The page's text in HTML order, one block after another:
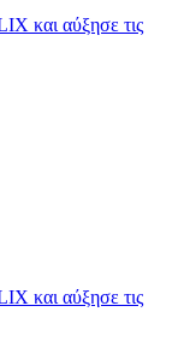
και αύξησε τις
και αύξησε τις